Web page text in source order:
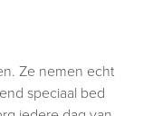
Ze nemen echt
speciaal bed